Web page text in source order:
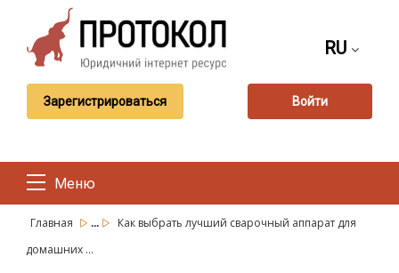
RU
Зарегистрироваться Войти
Меню
Главная ...
Как выбрать лучший сварочный аппарат для
домашних ...